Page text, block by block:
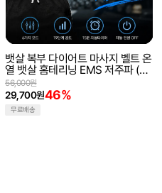
뱃살 복부 다이어트 마사지 벨트 온
열 뱃살 홈테리닝 EMS 저주파 (해
외직구)
29,700원46%
56,000원
무료배송